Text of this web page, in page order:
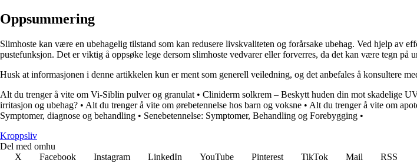
Oppsummering
Slimhoste kan være en ubehagelig tilstand som kan redusere livskvaliteten og forårsake ubehag. Ved hjelp av
pustefunksjon. Det er viktig å oppsøke lege dersom slimhoste vedvarer eller forverres, da det kan være tegn på
Husk at informasjonen i denne artikkelen kun er ment som generell veiledning, og det anbefales å konsultere
Alt du trenger å vite om Vi-Siblin pulver og granulat • Cliniderm solkrem – Beskytt huden din mot skadelige
irritasjon og ubehag? • Alt du trenger å vite om ørebetennelse hos barn og voksne • Alt du trenger å vite om
Symptomer, diagnose og behandling • Senebetennelse: Symptomer, Behandling og Forebygging •
Kroppsliv
Del med omhu
X
Facebook Instagram LinkedIn YouTube Pinterest TikTok Mail
RSS